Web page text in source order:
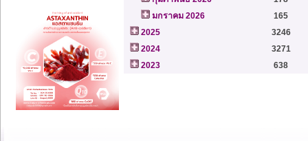
มกราคม 2026
165
2025
3246
2024
3271
2023
638